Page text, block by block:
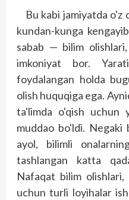
Bu kabi jamiyatda o'z
kundan-kunga
sabab — bilim
imkoniyat bor.
foydalangan holda
olish huquqiga ega.
ta'limda o'qish uchun
muddao bo'ldi. Negaki
ayol, bilimli
tashlangan katta
Nafaqat bilim
uchun turli loyihalar